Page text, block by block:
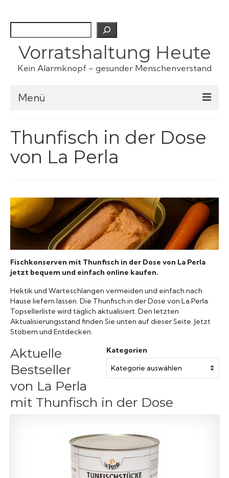
Vorratshaltung Heute
Kein Alarmknopf – gesunder Menschenverstand
Menü
Fertiggerichte
Kartoffeln
Konserven
Nudeln
Marmelade
Wissenswert
Thunfisch in der Dose
von La Perla
Fischkonserven mit Thunfisch in der Dose von La Perla
jetzt bequem und einfach online kaufen.
Hektik und Warteschlangen vermeiden und einfach nach
Hause liefern lassen. Die Thunfisch in der Dose von La Perla
Topsellerliste wird täglich aktualisiert. Den letzten
Aktualisierungsstand finden Sie unten auf dieser Seite. Jetzt
Stöbern und Entdecken.
Kategorien
Aktuelle
Bestseller
von La Perla
mit Thunfisch in der Dose